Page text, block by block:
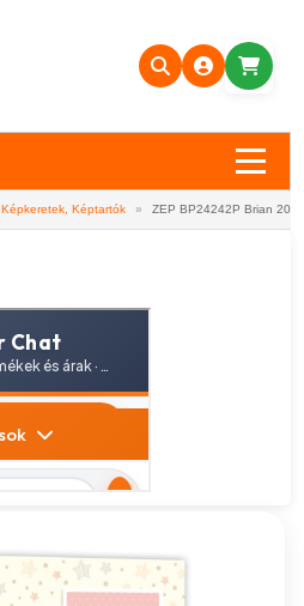
Képkeretek, Képtartók » ZEP BP24242P Brian 20